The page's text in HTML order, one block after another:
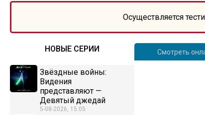
Осуществляется
НОВЫЕ СЕРИИ
Звёздные войны:
Видения
представляют —
Девятый джедай
5-08-2026, 15:05
Смотреть